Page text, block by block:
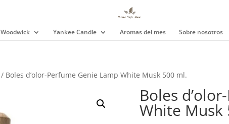
Woodwick Yankee Candle Aromas del mes Sobre nosotros
/ Boles d’olor-Perfume Genie Lamp White Musk 500 ml.
Boles
White Musk